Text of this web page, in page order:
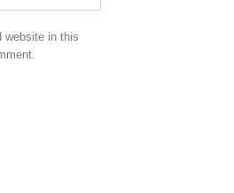
website in this